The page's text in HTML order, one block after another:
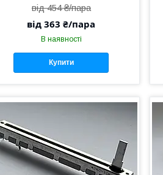
від 454 ₴/пара
від 363 ₴/пара
В наявності
Купити